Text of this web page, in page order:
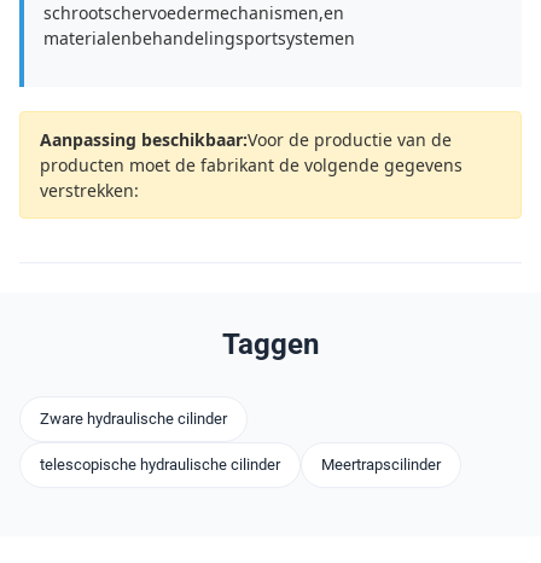
schrootschervoedermechanismen,en
materialenbehandelingsportsystemen
Aanpassing beschikbaar:Voor de productie van de
producten moet de fabrikant de volgende gegevens
verstrekken:
Taggen
Zware hydraulische cilinder
telescopische hydraulische cilinder Meertrapscilinder